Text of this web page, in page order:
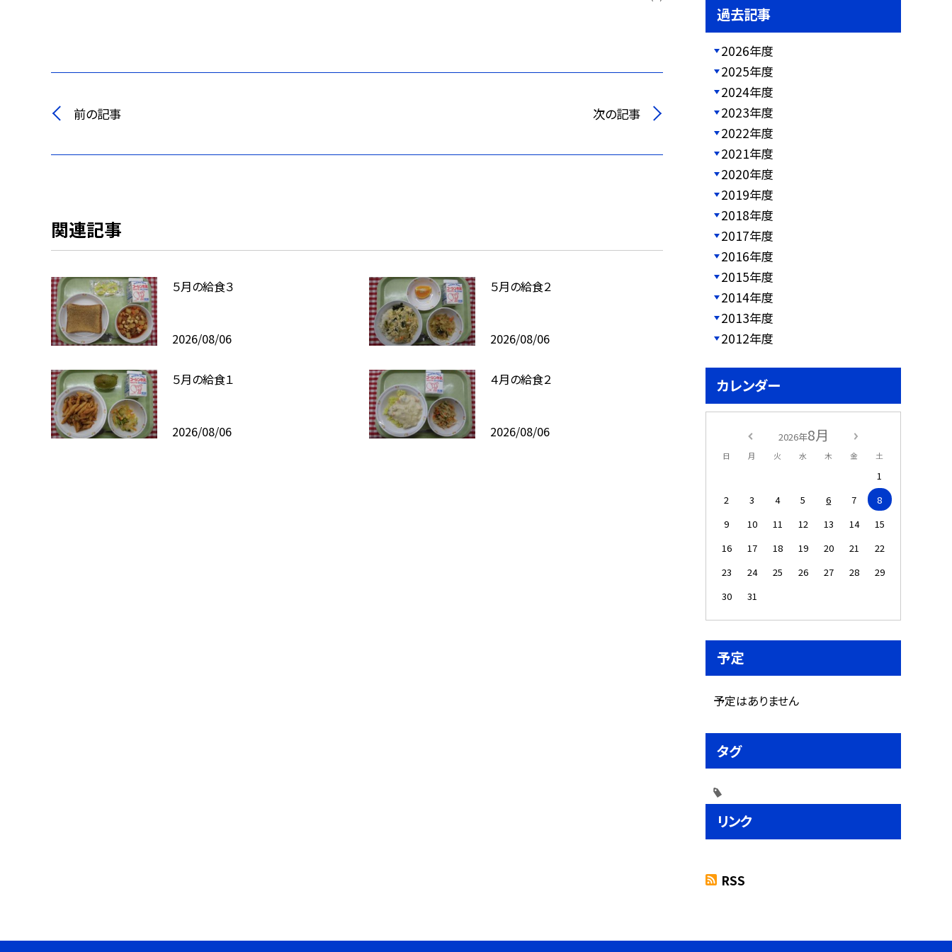
前の記事 次の記事
関連記事
５月の給食３
2026/08/06
５月の給食２
2026/08/06
５月の給食１
2026/08/06
４月の給食２
2026/08/06
過去記事
2026年度
2025年度
2024年度
2023年度
2022年度
2021年度
2020年度
2019年度
2018年度
2017年度
2016年度
2015年度
2014年度
2013年度
2012年度
カレンダー
2026年8月
日 月 火 水 木 金 土
1
2
3 4 5 6 7
8
9
10 11 12 13 14
15
16
17 18 19 20 21
22
23
24 25 26 27 28
29
30
31
予定
予定はありません
タグ
リンク
RSS